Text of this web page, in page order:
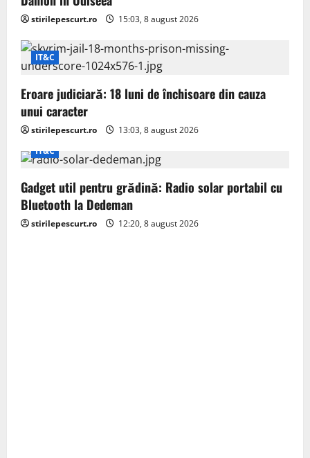
t
i
o
n
stirilepescurt.ro 15:03, 8 august 2026
IT&C
Eroare judiciară: 18 luni de închisoare din cauza
unui caracter
stirilepescurt.ro
13:03, 8 august 2026
IT&C
Gadget util pentru grădină: Radio solar portabil cu
Bluetooth la Dedeman
stirilepescurt.ro 12:20, 8 august 2026